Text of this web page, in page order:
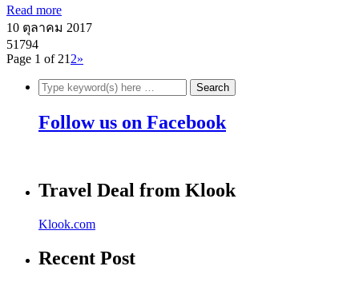
Read more
10 ตุลาคม 2017
51794
Page 1 of 21 2»
Follow us on Facebook
Travel Deal from Klook
Klook.com
Recent Post